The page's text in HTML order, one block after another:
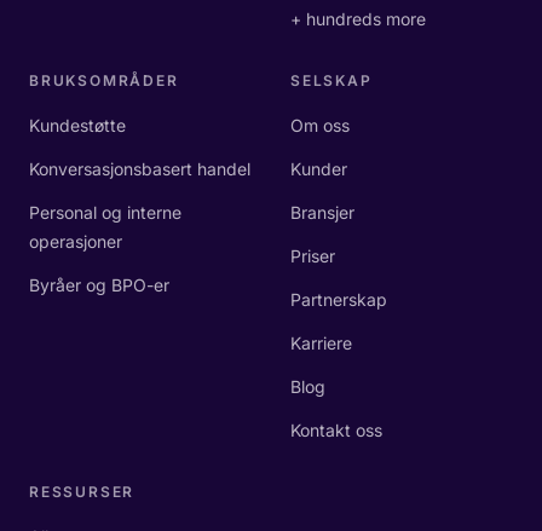
+ hundreds more
BRUKSOMRÅDER
Kundestøtte
Konversasjonsbasert handel
Personal og interne
operasjoner
Byråer og BPO-er
SELSKAP
Om oss
Kunder
Bransjer
Priser
Partnerskap
Karriere
Blog
Kontakt oss
RESSURSER